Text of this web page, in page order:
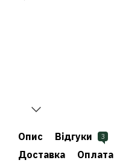
Опис Відгуки 3
Доставка Оплата